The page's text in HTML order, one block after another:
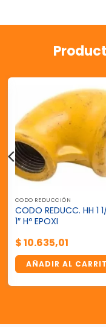
CODO REDUCCIÓN
CODO REDUCC. HH 1
1″ Hº EPOXI
$10.635,01
AÑADIR AL